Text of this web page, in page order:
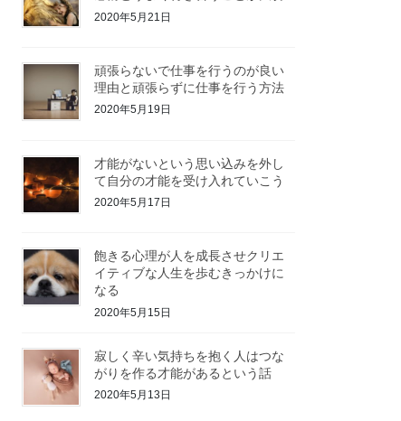
2020年5月21日
頑張らないで仕事を行うのが良い
理由と頑張らずに仕事を行う方法
2020年5月19日
才能がないという思い込みを外し
て自分の才能を受け入れていこう
2020年5月17日
飽きる心理が人を成長させクリエ
イティブな人生を歩むきっかけに
なる
2020年5月15日
寂しく辛い気持ちを抱く人はつな
がりを作る才能があるという話
2020年5月13日